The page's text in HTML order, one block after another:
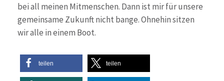
bei all meinen Mitmenschen. Dann ist mir für unsere
gemeinsame Zukunft nicht bange. Ohnehin sitzen
wir alle in einem Boot.
teilen teilen